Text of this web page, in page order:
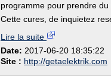
programme pour prendre
Cette cures, de inquietez
Lire la suite
Date: 2017-06-20 18:35:22
Site : http://getaelektrik.com